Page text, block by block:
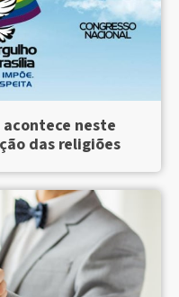
acontece neste
das religiões